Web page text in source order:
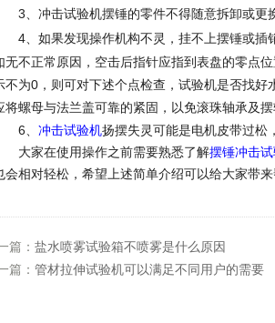
3、冲击试验机摆锤的零件不得随意拆卸或更
4、如果发现操作机构不灵，挂不上摆锤或插
无不正常原因，空击后指针应指到表盘的零点
不为0 ，则可对下述个点检查，试验机是否找
将螺母与法兰盖可靠的紧固，以免滚珠轴承及摆
6、 冲击试验机扬摆失灵可能是电机皮带过松
大家在使用操作之前需要熟悉了解摆锤冲击
会相对轻松，希望上述简单介绍可以给大家带来
篇： 盐水喷雾试验箱不喷雾是什么原因
篇： 管材拉伸试验机可以满足不同用户的需要